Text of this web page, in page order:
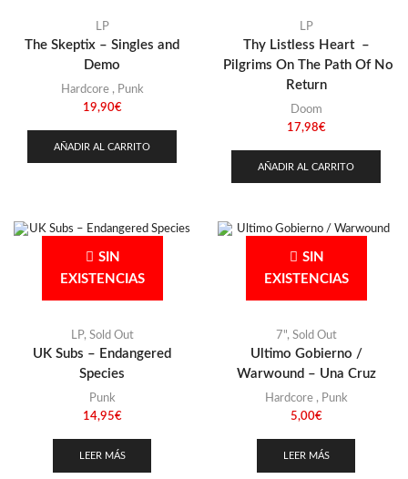
LP
The Skeptix – Singles and
Demo
Hardcore, Punk
19,90€
AÑADIR AL CARRITO
LP
Thy Listless Heart –
Pilgrims On The Path Of No
Return
Doom
17,98€
AÑADIR AL CARRITO
SIN
EXISTENCIAS
LP, Sold Out
UK Subs – Endangered
Species
Punk
14,95€
LEER MÁS
SIN
EXISTENCIAS
7", Sold Out
Ultimo Gobierno /
Warwound – Una Cruz
Hardcore, Punk
5,00€
LEER MÁS